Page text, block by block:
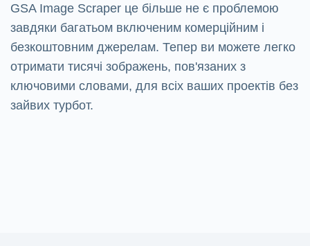
GSA Image Scraper це більше не є проблемою
завдяки багатьом включеним комерційним і
безкоштовним джерелам. Тепер ви можете легко
отримати тисячі зображень, пов'язаних з
ключовими словами, для всіх ваших проектів без
зайвих турбот.